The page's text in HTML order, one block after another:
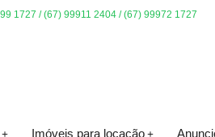
1727 / (67) 99911 2404 / (67) 99972 1727
Imóveis para locação